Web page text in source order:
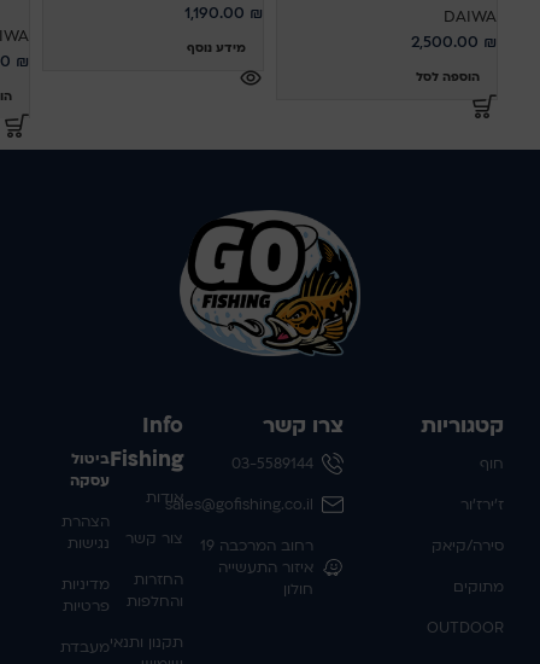
DAIWA
2,500.00 ₪
הוספה לסל
1,190.00 ₪
מידע נוסף
₪
Info
Fishing
אודות
צור קשר
החזרות
והחלפות
תקנון ותנאי
ביטול
עסקה
הצהרת
נגישות
מדיניות
פרטיות
מעבדת
קטגוריות
חוף
ז'ירז'ור
סירה/קיאק
מתוקים
OUTDOOR
צרו קשר
03-5589144
sales@gofishing.co.il
רחוב המרכבה 19
איזור התעשייה
חולון